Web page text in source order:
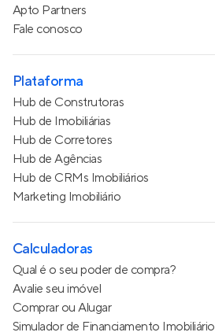
Apto Partners
Fale conosco
Plataforma
Hub de Construtoras
Hub de Imobiliárias
Hub de Corretores
Hub de Agências
Hub de CRMs Imobiliários
Marketing Imobiliário
Calculadoras
Qual é o seu poder de compra?
Avalie seu imóvel
Comprar ou Alugar
Simulador de Financiamento Imobiliário